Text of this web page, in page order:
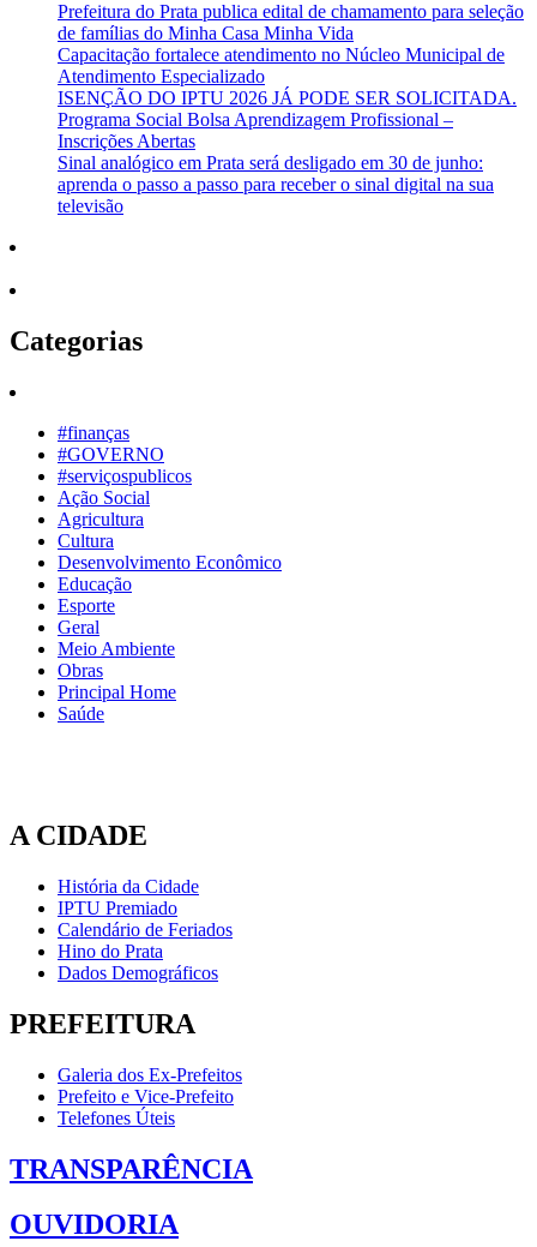
Prefeitura do Prata publica edital de chamamento para seleção
de famílias do Minha Casa Minha Vida
Capacitação fortalece atendimento no Núcleo Municipal de
Atendimento Especializado
ISENÇÃO DO IPTU 2026 JÁ PODE SER SOLICITADA.
Programa Social Bolsa Aprendizagem Profissional –
Inscrições Abertas
Sinal analógico em Prata será desligado em 30 de junho:
aprenda o passo a passo para receber o sinal digital na sua
televisão
Categorias
#finanças
#GOVERNO
#serviçospublicos
Ação Social
Agricultura
Cultura
Desenvolvimento Econômico
Educação
Esporte
Geral
Meio Ambiente
Obras
Principal Home
Saúde
A CIDADE
História da Cidade
IPTU Premiado
Calendário de Feriados
Hino do Prata
Dados Demográficos
PREFEITURA
Galeria dos Ex-Prefeitos
Prefeito e Vice-Prefeito
Telefones Úteis
TRANSPARÊNCIA
OUVIDORIA